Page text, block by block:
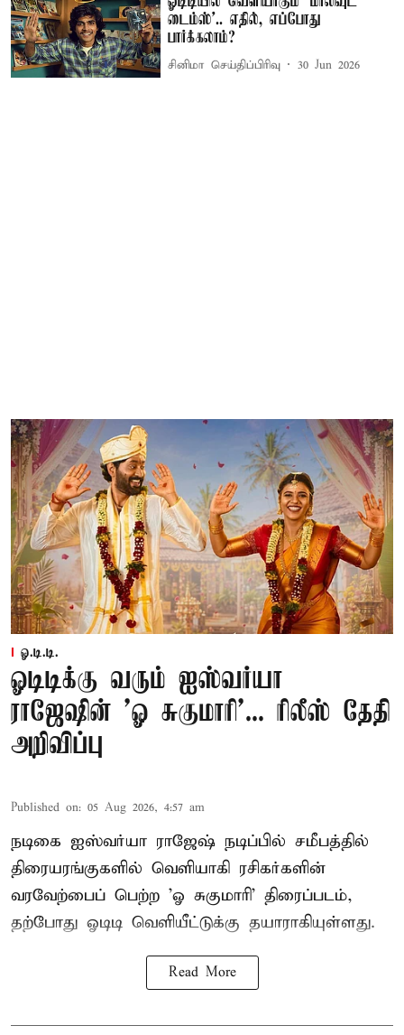
டைம்ஸ்’.. எதில், எப்போது
பார்க்கலாம்?
சினிமா செய்திப்பிரிவு 30 Jun 2026
ஓ.டி.டி.
ஓடிடிக்கு வரும் ஐஸ்வர்யா
ராஜேஷின் 'ஓ சுகுமாரி'... ரிலீஸ் தேதி
அறிவிப்பு
Published on: 05 Aug 2026, 4:57 am
நடிகை ஐஸ்வர்யா ராஜேஷ் நடிப்பில் சமீபத்தில்
திரையரங்குகளில் வெளியாகி ரசிகர்களின்
வரவேற்பைப் பெற்ற 'ஓ சுகுமாரி' திரைப்படம்,
தற்போது ஓடிடி வெளியீட்டுக்கு தயாராகியுள்ளது.
Read More